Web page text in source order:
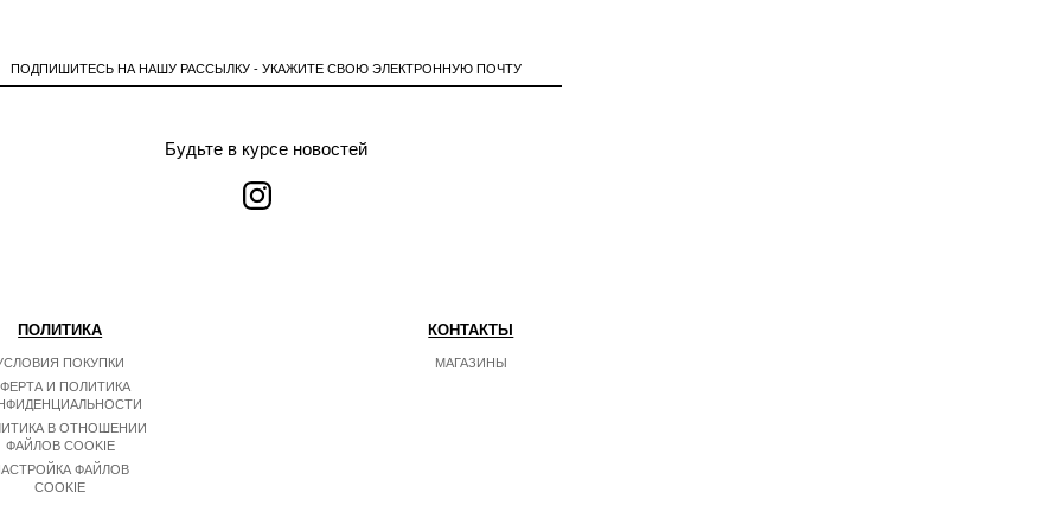
ПОДПИШИТЕСЬ НА НАШУ РАССЫЛКУ - УКАЖИТЕ СВОЮ ЭЛЕКТРОННУЮ ПОЧТУ
Будьте в курсе новостей
ПОЛИТИКА
ПОКУПКИ
И ПОЛИТИКА
В ОТНОШЕНИИ
ФАЙЛОВ COOKIE
ФАЙЛОВ
COOKIE
КОНТАКТЫ
МАГАЗИНЫ